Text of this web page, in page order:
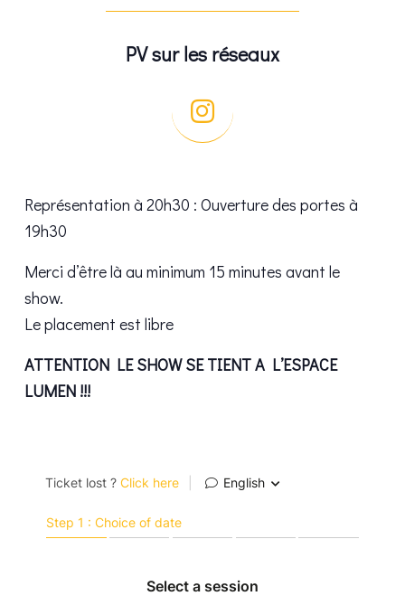
PV sur les réseaux
Représentation à 20h30 : Ouverture des portes à
19h30
Merci d’être là au minimum 15 minutes avant le
show.
Le placement est libre
ATTENTION LE SHOW SE TIENT A L’ESPACE
LUMEN !!!